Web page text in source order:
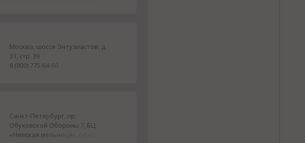
Москва, шоссе Энтузиастов, д.
31, стр. 39
8 (800) 775-64-60
Санкт-Петербург, пр.
Обуховской Обороны 7, БЦ
«Невская мельница», офисы: